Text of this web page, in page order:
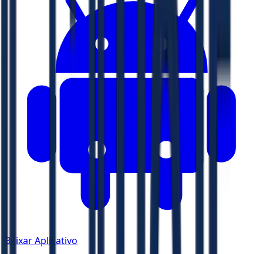
Baixar Aplicativo